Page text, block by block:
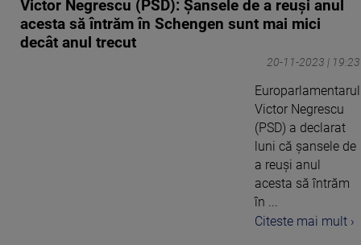
Victor Negrescu (PSD): Şansele de a reuşi anul
acesta să întrăm în Schengen sunt mai mici
decât anul trecut
20-11-2023 | 19:23
Europarlamentarul
Victor Negrescu
(PSD) a declarat
luni că şansele de
a reuşi anul
acesta să întrăm
în ...
Citeste mai mult ›